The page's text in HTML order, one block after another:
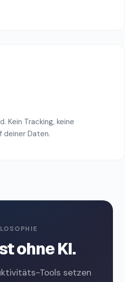
Kein Tracking, keine
deiner Daten.
ohne KI.
Tools setzen